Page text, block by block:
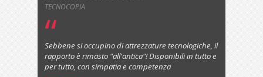
TECNOCOPIA
Sebbene si occupino di attrezzature tecnologiche, il
rapporto è rimasto "all'antica"! Disponibili in tutto e
per tutto, con simpatia e competenza